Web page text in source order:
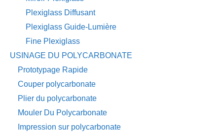
Plexiglass Diffusant
Plexiglass Guide-Lumière
Fine Plexiglass
USINAGE DU POLYCARBONATE
Prototypage Rapide
Couper polycarbonate
Plier du polycarbonate
Mouler Du Polycarbonate
Impression sur polycarbonate